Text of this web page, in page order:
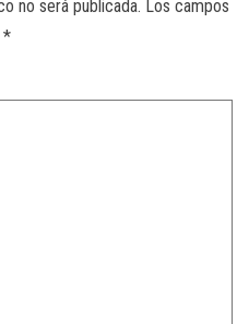
no será publicada. Los campos
*